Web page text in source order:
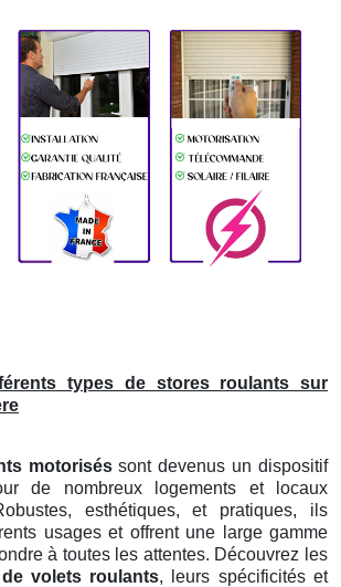
types de stores roulants sur
motoriséssont devenus un dispositif
de nombreux logements et locaux
esthétiques, et pratiques, ils
usages et offrent une large gamme
à toutes les attentes. Découvrez les
volets roulants, leurs spécificités et